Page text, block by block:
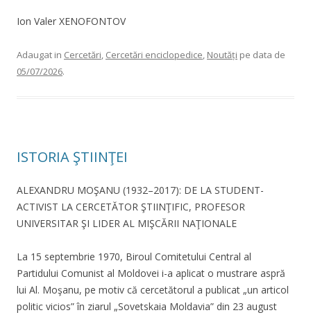
Ion Valer XENOFONTOV
Adaugat in Cercetări, Cercetări enciclopedice, Noutăți pe data de
05/07/2026.
ISTORIA ŞTIINŢEI
ALEXANDRU MOŞANU (1932–2017): DE LA STUDENT-
ACTIVIST LA CERCETĂTOR ŞTIINŢIFIC, PROFESOR
UNIVERSITAR ŞI LIDER AL MIŞCĂRII NAŢIONALE
La 15 septembrie 1970, Biroul Comitetului Central al
Partidului Comunist al Moldovei i-a aplicat o mustrare aspră
lui Al. Moşanu, pe motiv că cercetătorul a publicat „un articol
politic vicios” în ziarul „Sovetskaia Moldavia” din 23 august